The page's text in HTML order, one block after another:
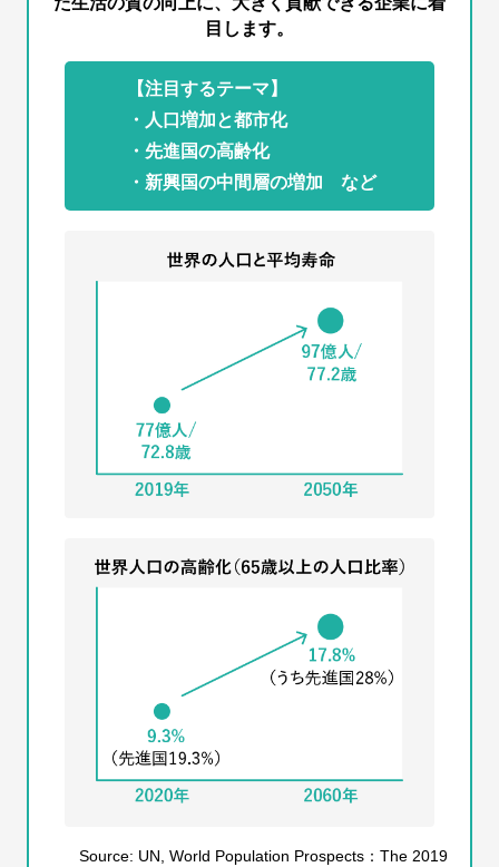
目します。
【注目するテーマ】
・人口増加と都市化
・先進国の高齢化
・新興国の中間層の増加 など
Source: UN, World Population Prospects：The 2019